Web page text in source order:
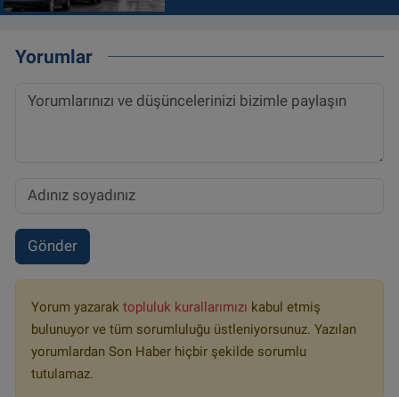
Yorumlar
Gönder
Yorum yazarak topluluk kurallarımızı kabul etmiş
bulunuyor ve tüm sorumluluğu üstleniyorsunuz. Yazılan
yorumlardan Son Haber hiçbir şekilde sorumlu
tutulamaz.